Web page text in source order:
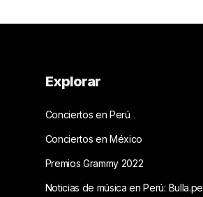
Explorar
Conciertos en Perú
Conciertos en México
Premios Grammy 2022
Noticias de música en Perú: Bulla.pe